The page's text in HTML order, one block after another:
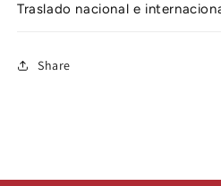
Traslado nacional e
Share